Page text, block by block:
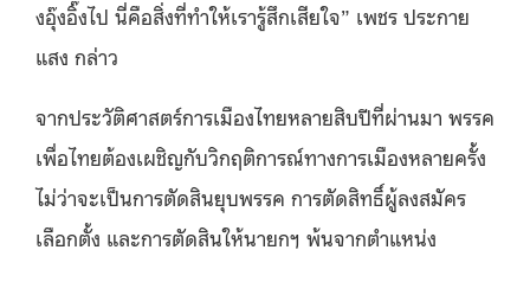
งอุ๊งอิ๊งไป นี่คือสิ่งที่ทำให้เรารู้สึกเสียใจ” เพชร ประกาย
แสง กล่าว
จากประวัติศาสตร์การเมืองไทยหลายสิบปีที่ผ่านมา พรรค
เพื่อไทยต้องเผชิญกับวิกฤติการณ์ทางการเมืองหลายครั้ง
ไม่ว่าจะเป็นการตัดสินยุบพรรค การตัดสิทธิ์ผู้ลงสมัคร
เลือกตั้ง และการตัดสินให้นายกฯ พ้นจากตำแหน่ง